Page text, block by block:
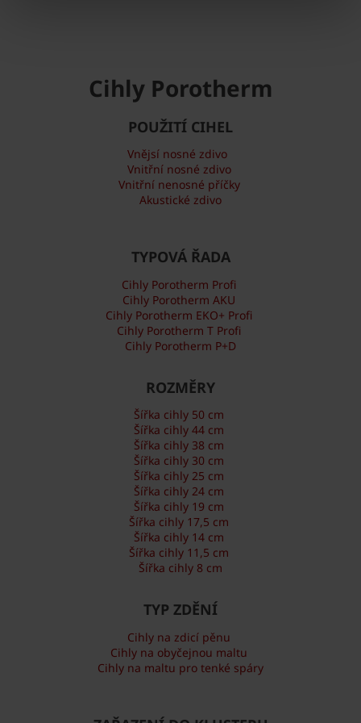
Cihly Porotherm
POUŽITÍ CIHEL
Vnějsí nosné zdivo
Vnitřní nosné zdivo
Vnitřní nenosné příčky
Akustické zdivo
TYPOVÁ ŘADA
Cihly Porotherm Profi
Cihly Porotherm AKU
Cihly Porotherm EKO+ Profi
Cihly Porotherm T Profi
Cihly Porotherm P+D
ROZMĚRY
Šířka cihly 50 cm
Šířka cihly 44 cm
Šířka cihly 38 cm
Šířka cihly 30 cm
Šířka cihly 25 cm
Šířka cihly 24 cm
Šířka cihly 19 cm
Šířka cihly 17,5 cm
Šířka cihly 14 cm
Šířka cihly 11,5 cm
Šířka cihly 8 cm
TYP ZDĚNÍ
Cihly na zdicí pěnu
Cihly na obyčejnou maltu
Cihly na maltu pro tenké spáry